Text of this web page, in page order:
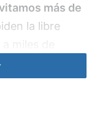
más de
la libre
miles de
histórico
Gobierno, Jorge